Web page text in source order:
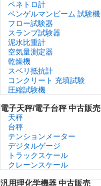
ペネトロ計
ベンゲルマンビーム 試験機
フロー試験器
スランプ試験器
泥水比重計
空気量測定器
乾燥機
スベリ抵抗計
コンクリート 充填試験
圧縮試験機
電子天秤/電子台秤 中古販売
天秤
台秤
テンションメーター
デジタルゲージ
トラックスケール
クレーンスケール
汎用理化学機器 中古販売